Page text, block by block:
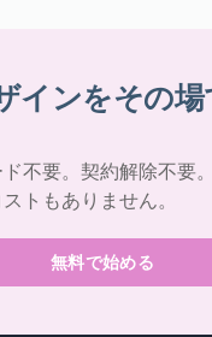
インをその場
不要。契約解除不要
トもありません。
無料で始める